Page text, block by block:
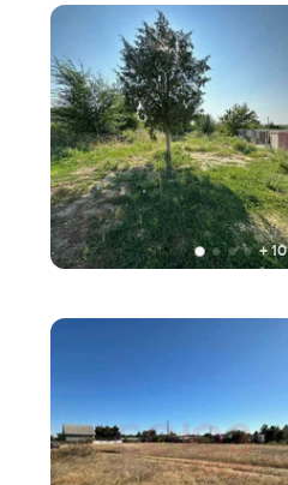
+10